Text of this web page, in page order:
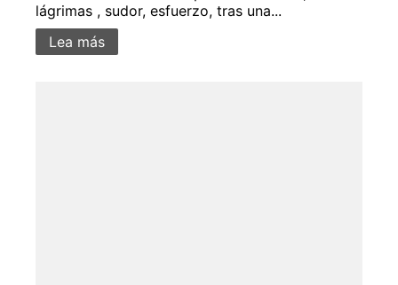
lágrimas , sudor, esfuerzo, tras una...
Lea más